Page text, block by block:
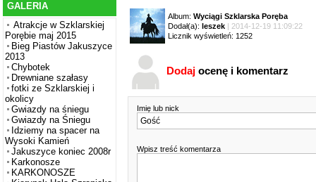
GALERIA
Atrakcje w Szklarskiej
Porębie maj 2015
Bieg Piastów Jakuszyce
2013
Chybotek
Drewniane szałasy
fotki ze Szklarskiej i
okolicy
Gwiazdy na śniegu
Gwiazdy na Śniegu
Idziemy na spacer na
Wysoki Kamień
Jakuszyce koniec 2008r
Karkonosze
KARKONOSZE
Album: Wyciągi Szklarska Poręba
Dodał(a): leszek | 2014-12-19 11:09:22
Licznik wyświetleń: 1252
Dodaj ocenę i komentarz
Imię lub nick
Wpisz treść komentarza